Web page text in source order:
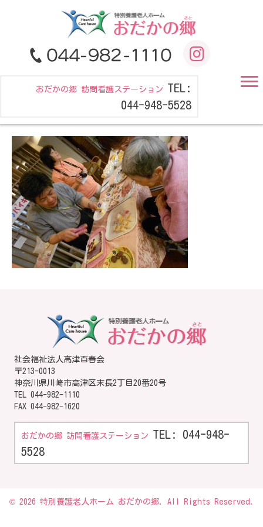
おだかの郷 訪問看護ステーション TEL:
044-948-5528
社会福祉法人高津百春会
〒213-0013
神奈川県川崎市高津区末長2丁目20番20号
TEL 044-982-1110
FAX 044-982-1620
おだかの郷 訪問看護ステーション TEL: 044-948-
5528
© 2026 特別養護老人ホーム おだかの郷. All Rights Reserved.